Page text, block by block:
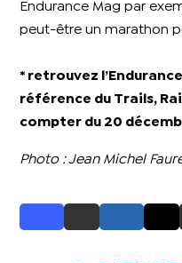
Endurance Mag par
peut-être un marathon
* retrouvez
référence du Trails,
compter du 20
Photo : Jean Michel